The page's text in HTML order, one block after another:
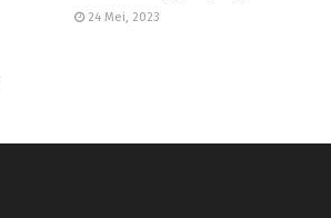
24 Mei, 2023